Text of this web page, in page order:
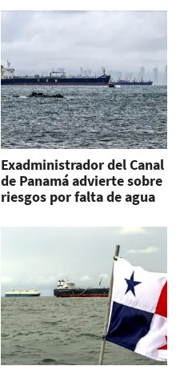
Exadministrador del Canal
de Panamá advierte sobre
riesgos por falta de agua